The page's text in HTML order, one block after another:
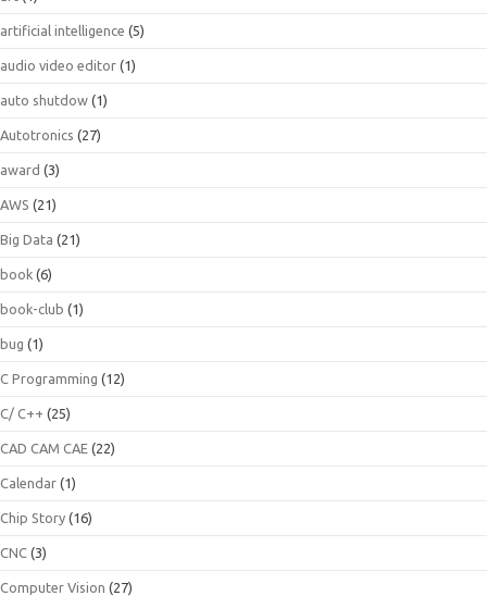
artificial intelligence (5)
audio video editor (1)
auto shutdow (1)
Autotronics (27)
award (3)
AWS (21)
Big Data (21)
book (6)
book-club (1)
bug (1)
C Programming (12)
C/ C++ (25)
CAD CAM CAE (22)
Calendar (1)
Chip Story (16)
CNC (3)
Computer Vision (27)